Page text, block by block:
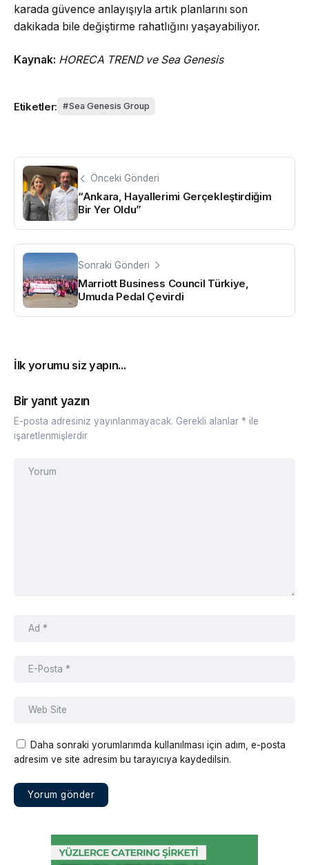
karada güvence anlayışıyla artık planlarını son
dakikada bile değiştirme rahatlığını yaşayabiliyor.
Kaynak: HORECA TREND ve Sea Genesis
Etiketler: Sea Genesis Group
Önceki Gönderi
“Ankara, Hayallerimi Gerçekleştirdiğim
Bir Yer Oldu”
Sonraki Gönderi
Marriott Business Council Türkiye,
Umuda Pedal Çevirdi
İlk yorumu siz yapın...
Bir yanıt yazın
E-posta adresiniz yayınlanmayacak. Gerekli alanlar * ile
işaretlenmişlerdir
Daha sonraki yorumlarımda kullanılması için adım, e-posta
adresim ve site adresim bu tarayıcıya kaydedilsin.